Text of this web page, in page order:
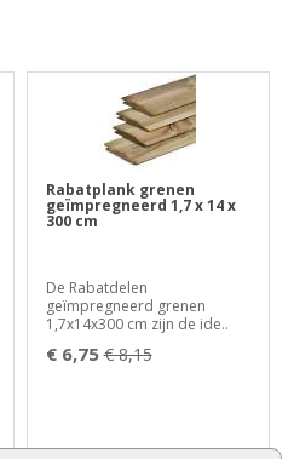
Rabatplank grenen
geïmpregneerd 1,7 x 14 x
300 cm
De Rabatdelen
geïmpregneerd grenen
1,7x14x300 cm zijn de ide..
€ 6,75 € 8,15